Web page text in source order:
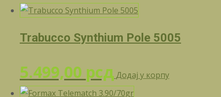
Trabucco Synthium Pole 5005
5.499,00 рсд Додај у корпу